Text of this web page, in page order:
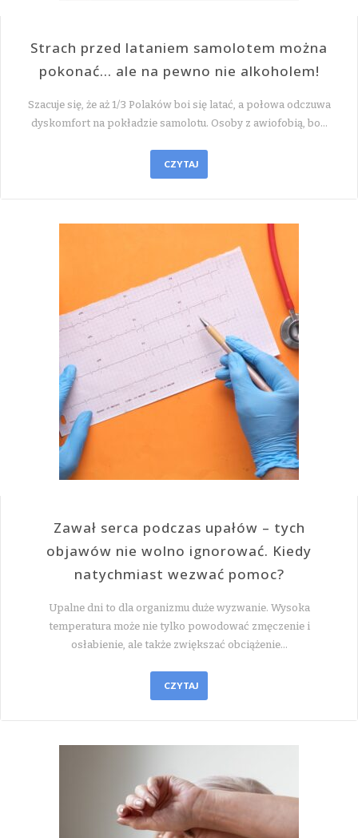
Strach przed lataniem samolotem można
pokonać… ale na pewno nie alkoholem!
Szacuje się, że aż 1/3 Polaków boi się latać, a połowa odczuwa
dyskomfort na pokładzie samolotu. Osoby z awiofobią, bo…
CZYTAJ
Zawał serca podczas upałów – tych
objawów nie wolno ignorować. Kiedy
natychmiast wezwać pomoc?
Upalne dni to dla organizmu duże wyzwanie. Wysoka
temperatura może nie tylko powodować zmęczenie i
osłabienie, ale także zwiększać obciążenie…
CZYTAJ